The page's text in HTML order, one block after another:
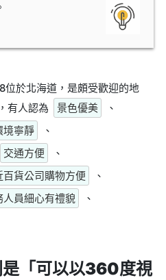
於北海道，是頗受歡迎的地
有人認為
景色優美
、
境寧靜
、
交通方便
、
百貨公司購物方便
、
人員細心有禮貌
、
「可以以360度視